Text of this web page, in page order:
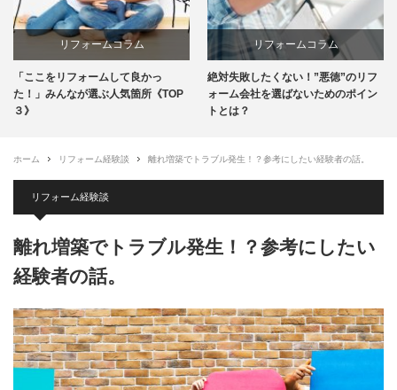
リフォームコラム
「ここをリフォームして良かっ
た！」みんなが選ぶ人気箇所《TOP
３》
リフォームコラム
絶対失敗したくない！”悪徳”のリフ
ォーム会社を選ばないためのポイン
トとは？
ホーム リフォーム経験談 離れ増築でトラブル発生！？参考にしたい経験者の話。
リフォーム経験談
離れ増築でトラブル発生！？参考にしたい
経験者の話。